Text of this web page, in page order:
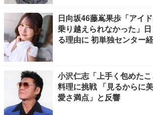
日向坂46藤嶌果歩「アイ
乗り越えられなかった」
る理由に 初単独センター
小沢仁志「上手く包めた
料理に挑戦 「見るからに
愛さ満点」と反響